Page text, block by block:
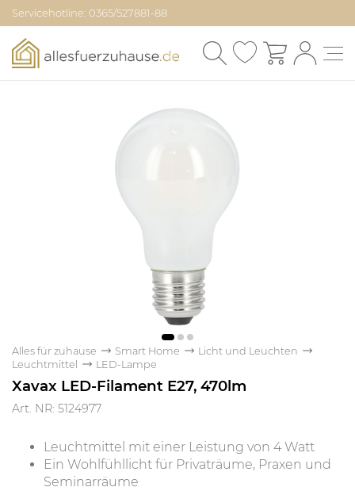
Servicehotline: 0365/527881-88
Alles für zuhause Smart Home
Licht und Leuchten
Leuchtmittel
LED-Lampe
Xavax LED-Filament E27, 470lm
Art. NR: 5124977
Leuchtmittel mit einer Leistung von 4 Watt
Ein Wohlfühllicht für Privaträume, Praxen und
Seminarräume